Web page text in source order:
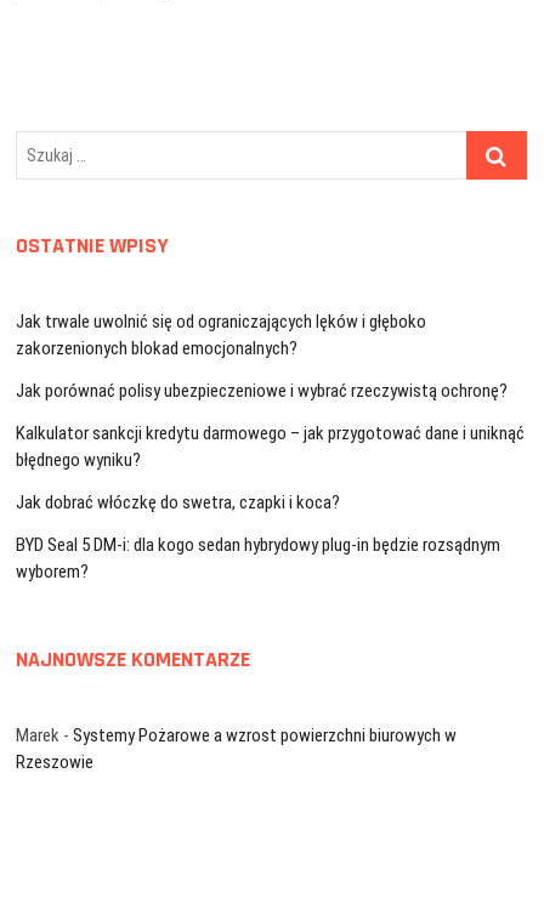
Szukaj
OSTATNIE WPISY
Jak trwale uwolnić się od ograniczających lęków i głęboko
zakorzenionych blokad emocjonalnych?
Jak porównać polisy ubezpieczeniowe i wybrać rzeczywistą ochronę?
Kalkulator sankcji kredytu darmowego – jak przygotować dane i uniknąć
błędnego wyniku?
Jak dobrać włóczkę do swetra, czapki i koca?
BYD Seal 5 DM-i: dla kogo sedan hybrydowy plug-in będzie rozsądnym
wyborem?
NAJNOWSZE KOMENTARZE
Marek -Systemy Pożarowe a wzrost powierzchni biurowych w
Rzeszowie